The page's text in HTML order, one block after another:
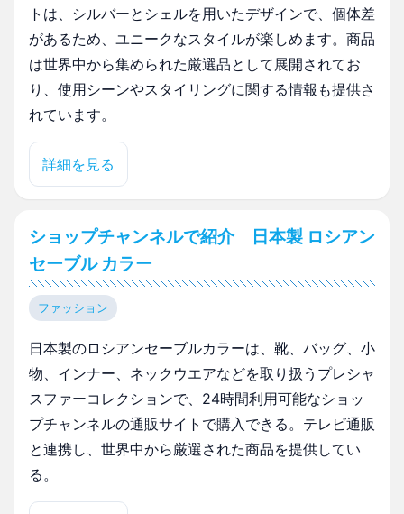
トは、シルバーとシェルを用いたデザインで、個体差
があるため、ユニークなスタイルが楽しめます。商品
は世界中から集められた厳選品として展開されてお
り、使用シーンやスタイリングに関する情報も提供さ
れています。
詳細を見る
ショップチャンネルで紹介 日本製 ロシアン
セーブル カラー
ファッション
日本製のロシアンセーブルカラーは、靴、バッグ、小
物、インナー、ネックウエアなどを取り扱うプレシャ
スファーコレクションで、24時間利用可能なショッ
プチャンネルの通販サイトで購入できる。テレビ通販
と連携し、世界中から厳選された商品を提供してい
る。